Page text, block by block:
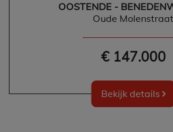
OOSTENDE -
Oude Molenstraat
€ 147.000
Bekijk details